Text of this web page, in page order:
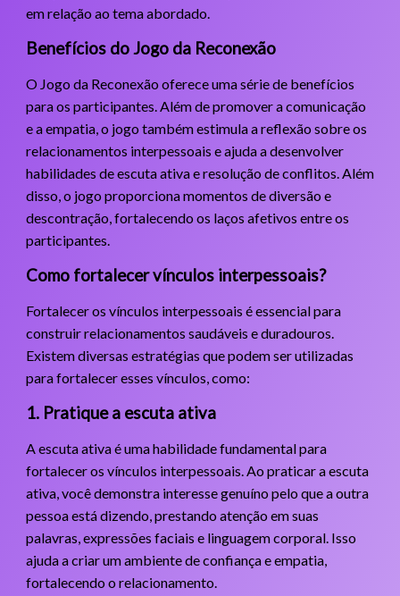
em relação ao tema abordado.
Benefícios do Jogo da Reconexão
O Jogo da Reconexão oferece uma série de benefícios
para os participantes. Além de promover a comunicação
e a empatia, o jogo também estimula a reflexão sobre os
relacionamentos interpessoais e ajuda a desenvolver
habilidades de escuta ativa e resolução de conflitos. Além
disso, o jogo proporciona momentos de diversão e
descontração, fortalecendo os laços afetivos entre os
participantes.
Como fortalecer vínculos interpessoais?
Fortalecer os vínculos interpessoais é essencial para
construir relacionamentos saudáveis e duradouros.
Existem diversas estratégias que podem ser utilizadas
para fortalecer esses vínculos, como:
1. Pratique a escuta ativa
A escuta ativa é uma habilidade fundamental para
fortalecer os vínculos interpessoais. Ao praticar a escuta
ativa, você demonstra interesse genuíno pelo que a outra
pessoa está dizendo, prestando atenção em suas
palavras, expressões faciais e linguagem corporal. Isso
ajuda a criar um ambiente de confiança e empatia,
fortalecendo o relacionamento.